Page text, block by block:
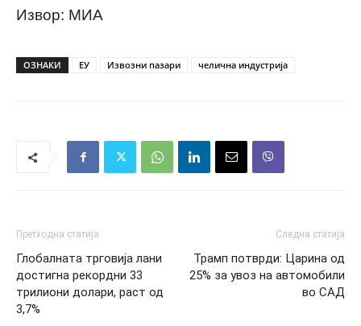
Извор: МИА
ОЗНАКИ ЕУ Извозни пазари челична индустрија
Претходна статија
Глобалната трговија лани
достигна рекордни 33
трилиони долари, раст од
3,7%
Следна статија
Трамп потврди: Царина од
25% за увоз на автомобили
во САД